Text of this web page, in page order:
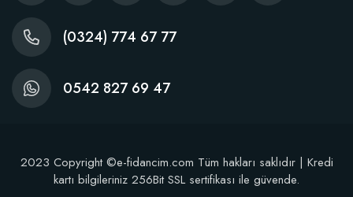
(0324) 774 67 77
0542 827 69 47
2023 Copyright ©e-fidancim.com Tüm hakları saklıdır | Kredi
kartı bilgileriniz 256Bit SSL sertifikası ile güvende.